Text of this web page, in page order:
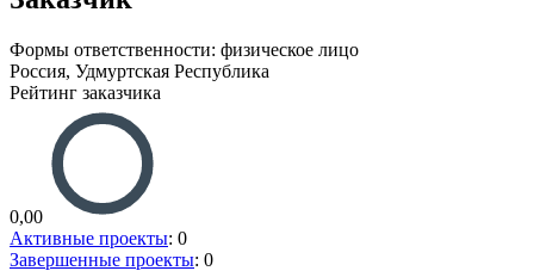
Формы ответственности: физическое лицо
Россия, Удмуртская Республика
Рейтинг заказчика
0,00
Активные проекты: 0
Завершенные проекты: 0